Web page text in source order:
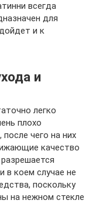
всегда
для
и к
и
легко
плохо
чего на них
качество
в коем случае не
поскольку
на нежном стекле